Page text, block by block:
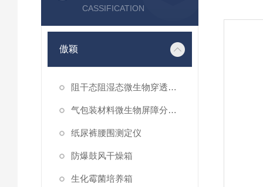
CASSIFICATION
傲颖
阻干态阻湿态微生物穿透性能测试仪
气包装材料微生物屏障分等试验仪
纸尿裤腰围测定仪
防爆鼓风干燥箱
生化霉菌培养箱